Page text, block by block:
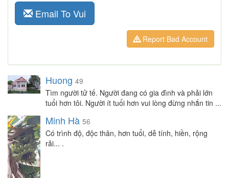
Email To Vui
Report Bad Account
Huong 49
Tìm người tử tế. Người đang có gia đình và phải lớn
tuổi hơn tôi. Người ít tuổi hơn vui lòng đừng nhắn tin ...
Minh Hà 56
Có trình độ, độc thân, hơn tuổi, dễ tính, hiền, rộng
rải... .